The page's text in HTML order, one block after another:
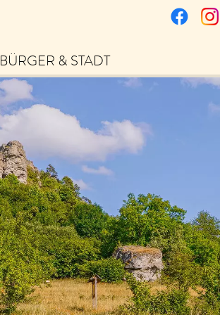
BÜRGER & STADT